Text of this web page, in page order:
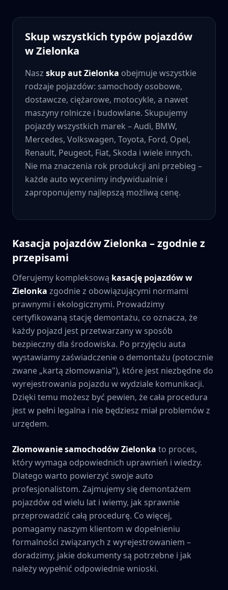
Skup wszystkich typów pojazdów
wZielonka
Nasz skup autZielonka obejmuje wszystkie
rodzaje pojazdów: samochody osobowe,
dostawcze, ciężarowe, motocykle, a nawet
maszyny rolnicze i budowlane. Skupujemy
pojazdy wszystkich marek – Audi, BMW,
Mercedes, Volkswagen, Toyota, Ford, Opel,
Renault, Peugeot, Fiat, Skoda i wiele innych.
Nie ma znaczenia rok produkcji ani przebieg –
każde auto wycenimy indywidualnie i
zaproponujemy najlepszą możliwą cenę.
Kasacja pojazdówZielonka – zgodnie z
przepisami
Oferujemy kompleksową kasację pojazdów w
Zielonka zgodnie z obowiązującymi normami
prawnymi i ekologicznymi. Prowadzimy
certyfikowaną stację demontażu, co oznacza, że
każdy pojazd jest przetwarzany w sposób
bezpieczny dla środowiska. Po przyjęciu auta
wystawiamy zaświadczenie o demontażu (potocznie
zwane „kartą złomowania"), które jest niezbędne do
wyrejestrowania pojazdu w wydziale komunikacji.
Dzięki temu możesz być pewien, że cała procedura
jest w pełni legalna i nie będziesz miał problemów z
urzędem.
Złomowanie samochodówZielonka to proces,
który wymaga odpowiednich uprawnień i wiedzy.
Dlatego warto powierzyć swoje auto
profesjonalistom. Zajmujemy się demontażem
pojazdów od wielu lat i wiemy, jak sprawnie
przeprowadzić całą procedurę. Co więcej,
pomagamy naszym klientom w dopełnieniu
formalności związanych z wyrejestrowaniem –
doradzimy, jakie dokumenty są potrzebne i jak
należy wypełnić odpowiednie wnioski.